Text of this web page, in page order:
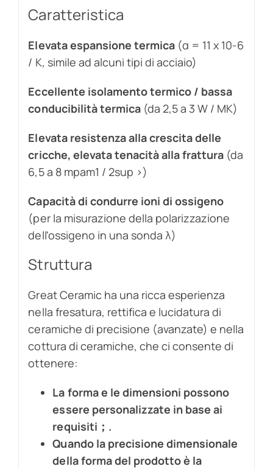
Caratteristica
Elevata espansione termica (α = 11 x 10-6
/ K, simile ad alcuni tipi di acciaio)
Eccellente isolamento termico / bassa
conducibilità termica (da 2,5 a 3 W / MK)
Elevata resistenza alla crescita delle
cricche, elevata tenacità alla frattura (da
6,5 a 8 mpam1 / 2sup >)
Capacità di condurre ioni di ossigeno
(per la misurazione della polarizzazione
dell'ossigeno in una sonda λ)
Struttura
Great Ceramic ha una ricca esperienza
nella fresatura, rettifica e lucidatura di
ceramiche di precisione (avanzate) e nella
cottura di ceramiche, che ci consente di
ottenere:
La forma e le dimensioni possono
essere personalizzate in base ai
requisiti；.
Quando la precisione dimensionale
della forma del prodotto è la